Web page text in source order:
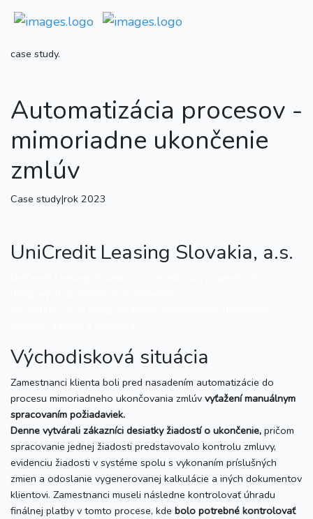
case study.
Automatizácia procesov -
mimoriadne ukončenie
zmlúv
Case study|rok 2023
UniCredit Leasing Slovakia, a.s.
Východisková situácia
Zamestnanci klienta boli pred nasadením automatizácie do
procesu mimoriadneho ukončovania zmlúv vyťažení manuálnym
spracovaním požiadaviek.
Denne vytvárali zákazníci desiatky žiadostí o ukončenie, pričom
spracovanie jednej žiadosti predstavovalo kontrolu zmluvy,
evidenciu žiadosti v systéme spolu s vykonaním príslušných
zmien a odoslanie vygenerovanej kalkulácie a iných dokumentov
klientovi. Zamestnanci museli následne kontrolovať úhradu
finálnej platby v tomto procese, kde bolo potrebné kontrolovať